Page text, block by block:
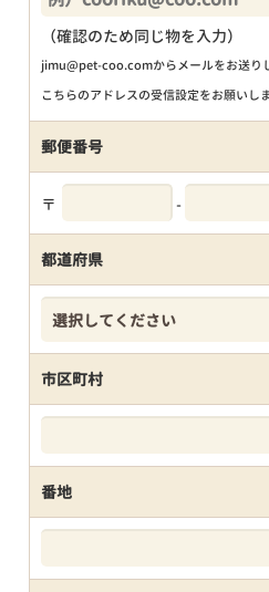
（確認のため同じ物を入力）
jimu@pet-coo.comからメールをお送り
こちらのアドレスの受信設定をお願いしま
郵便番号
〒 -
都道府県
市区町村
番地